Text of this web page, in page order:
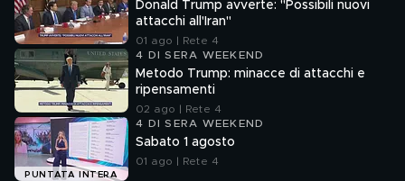
Donald Trump avverte: "Possibili nuovi
attacchi all'Iran"
01 ago | Rete 4
4 DI SERA WEEKEND
Metodo Trump: minacce di attacchi e
ripensamenti
02 ago | Rete 4
PUNTATA INTERA
4 DI SERA WEEKEND
Sabato 1 agosto
01 ago | Rete 4